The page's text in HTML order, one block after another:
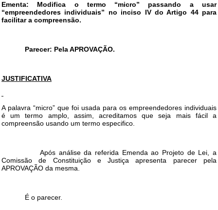
Ementa: Modifica o termo “micro” passando a usar
“empreendedores individuais” no inciso IV do Artigo 44 para
facilitar a compreensão.
Parecer: Pela APROVAÇÃO.
JUSTIFICATIVA
A palavra “micro” que foi usada para os empreendedores individuais
é um termo amplo, assim, acreditamos que seja mais fácil a
compreensão usando um termo especifico.
Após análise da referida Emenda ao Projeto de Lei, a
Comissão de Constituição e Justiça apresenta parecer pela
APROVAÇÃO da mesma.
É o parecer.